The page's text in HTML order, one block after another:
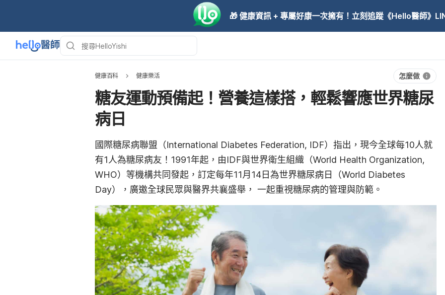
🎁 健康資訊 + 專屬好康一次擁有！立刻追蹤《Hello醫師》
健康百科 健康樂活 怎麼做
糖友運動預備起！營養這樣搭，輕鬆響應世界糖尿
病日
國際糖尿病聯盟（International Diabetes Federation, IDF）指出，現今全球每10人就
有1人為糖尿病友！1991年起，由IDF與世界衛生組織（World Health Organization,
WHO）等機構共同發起，訂定每年11月14日為世界糖尿病日（World Diabetes
Day），廣邀全球民眾與醫界共襄盛舉， 一起重視糖尿病的管理與防範。